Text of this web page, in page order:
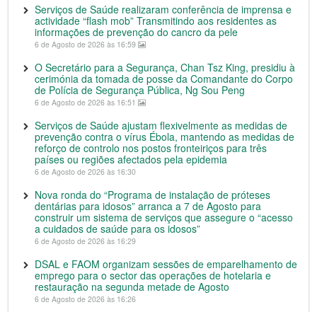
Serviços de Saúde realizaram conferência de imprensa e
actividade “flash mob” Transmitindo aos residentes as
informações de prevenção do cancro da pele
6 de Agosto de 2026 às 16:59
O Secretário para a Segurança, Chan Tsz King, presidiu à
cerimónia da tomada de posse da Comandante do Corpo
de Polícia de Segurança Pública, Ng Sou Peng
6 de Agosto de 2026 às 16:51
Serviços de Saúde ajustam flexivelmente as medidas de
prevenção contra o vírus Ébola, mantendo as medidas de
reforço de controlo nos postos fronteiriços para três
países ou regiões afectados pela epidemia
6 de Agosto de 2026 às 16:30
Nova ronda do “Programa de instalação de próteses
dentárias para idosos” arranca a 7 de Agosto para
construir um sistema de serviços que assegure o “acesso
a cuidados de saúde para os idosos”
6 de Agosto de 2026 às 16:29
DSAL e FAOM organizam sessões de emparelhamento de
emprego para o sector das operações de hotelaria e
restauração na segunda metade de Agosto
6 de Agosto de 2026 às 16:26